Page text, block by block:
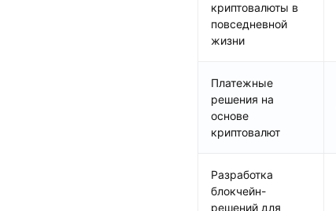
криптовалюты в
повседневной
жизни
Платежные
решения на
основе
криптовалют
Разработка
блокчейн-
решений для